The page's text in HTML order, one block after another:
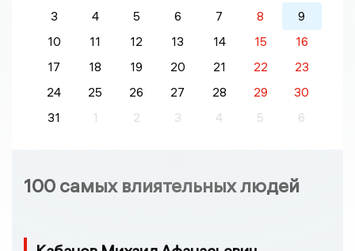
3
4 5 6 7 8
9
10
11 12 13 14 15
16
17
18 19 20 21 22
23
24
25 26 27 28 29
30
31
1 2 3 4 5 6
100 самых влиятельных людей